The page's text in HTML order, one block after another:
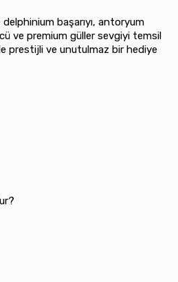
başarıyı, antoryum
ve premium güller sevgiyi temsil
prestijli ve unutulmaz bir hediye